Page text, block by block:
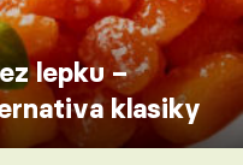
lepku –
klasiky